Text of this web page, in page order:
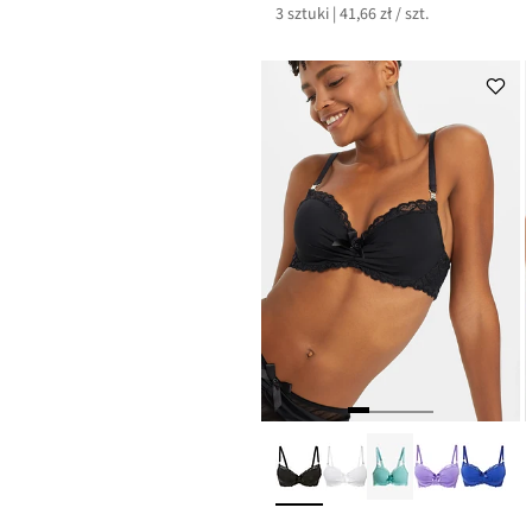
3 sztuki | 41,66 zł / szt.